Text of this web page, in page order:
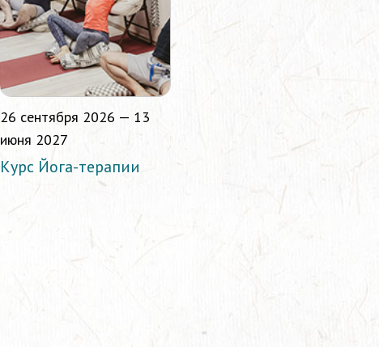
26 сентября 2026 — 13
июня 2027
Курс Йога-терапии